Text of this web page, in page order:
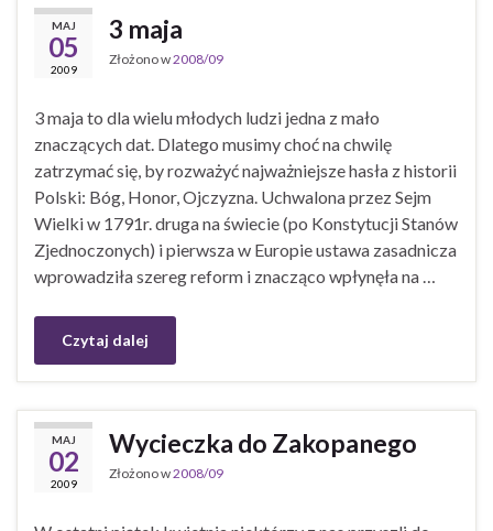
MAJ
05
2009
3 maja
Złożono w2008/09
3 maja to dla wielu młodych ludzi jedna z mało
znaczących dat. Dlatego musimy choć na chwilę
zatrzymać się, by rozważyć najważniejsze hasła z historii
Polski: Bóg, Honor, Ojczyzna. Uchwalona przez Sejm
Wielki w 1791r. druga na świecie (po Konstytucji Stanów
Zjednoczonych) i pierwsza w Europie ustawa zasadnicza
wprowadziła szereg reform i znacząco wpłynęła na …
Czytaj dalej
MAJ
02
2009
Wycieczka do Zakopanego
Złożono w2008/09